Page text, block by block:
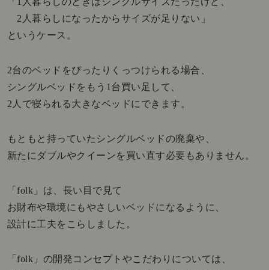
2人暮らしになったからサイズが足りない」
というケース。
2台のベッドをぴったりくっつけられる場合、
シングルベッドをもう1台買い足して、
2人で寝られる大きなベッドにできます。
もともと持っていたシングルベッドの廃棄や、
新たにダブルやクイーンを買い直す必要もありません。
「folk」は、長い目で見て
お財布や環境にもやさしいベッドになるように、
設計に工夫をこらしました。
「folk」の開発コンセプトやこだわりについては、